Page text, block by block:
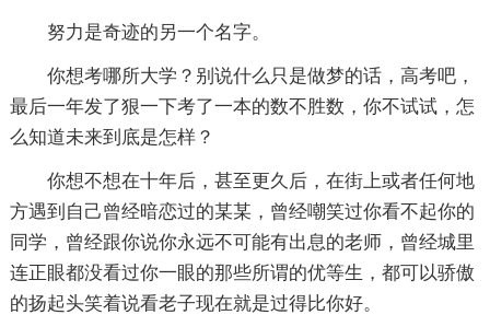
努力是奇迹的另一个名字。
你想考哪所大学？别说什么只是做梦的话，高考吧，
最后一年发了狠一下考了一本的数不胜数，你不试试，怎
么知道未来到底是怎样？
你想不想在十年后，甚至更久后，在街上或者任何地
方遇到自己曾经暗恋过的某某，曾经嘲笑过你看不起你的
同学，曾经跟你说你永远不可能有出息的老师，曾经城里
连正眼都没看过你一眼的那些所谓的优等生，都可以骄傲
的扬起头笑着说看老子现在就是过得比你好。